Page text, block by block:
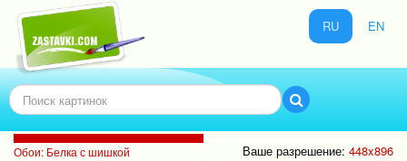
RU EN
Обои: Белка с шишкой Ваше разрешение: 448x896